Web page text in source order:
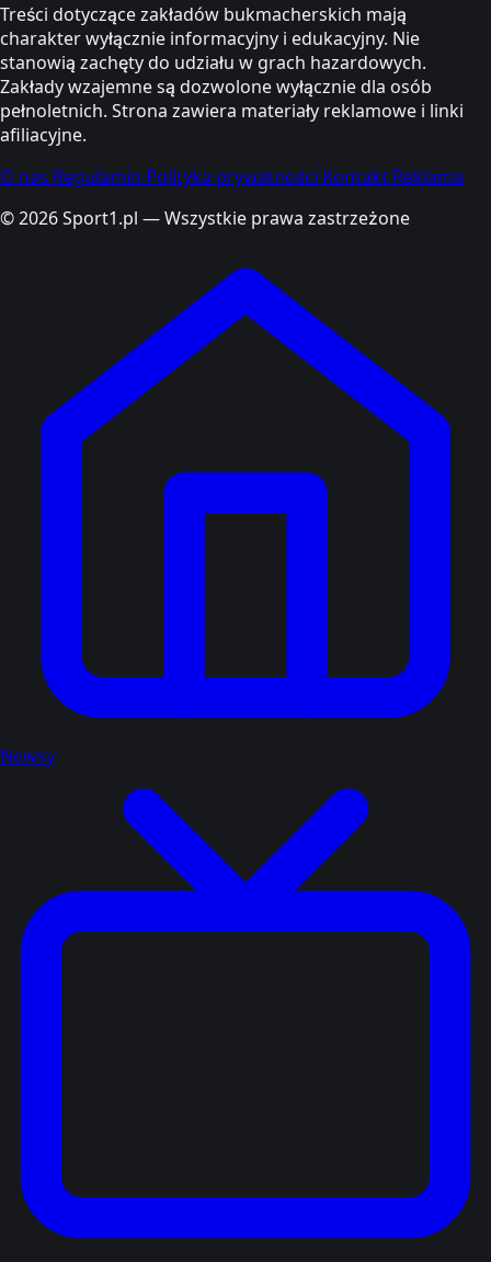
Treści dotyczące zakładów bukmacherskich mają
charakter wyłącznie informacyjny i edukacyjny. Nie
stanowią zachęty do udziału w grach hazardowych.
Zakłady wzajemne są dozwolone wyłącznie dla osób
pełnoletnich. Strona zawiera materiały reklamowe i linki
afiliacyjne.
O nas Regulamin Polityka prywatności Kontakt Reklama
© 2026 Sport1.pl — Wszystkie prawa zastrzeżone
Newsy